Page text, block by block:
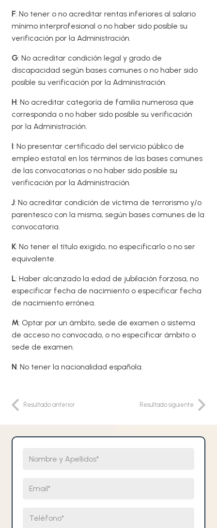
F: No tener o no acreditar rentas inferiores al salario
mínimo interprofesional o no haber sido posible su
verificación por la Administración.
G: No acreditar condición legal y grado de
discapacidad según bases comunes o no haber sido
posible su verificación por la Administración.
H: No acreditar categoría de familia numerosa que
corresponda o no haber sido posible su verificación
por la Administración.
I: No presentar certificado del servicio público de
empleo estatal en los términos de las bases comunes
de las convocatorias o no haber sido posible su
verificación por la Administración.
J: No acreditar condición de víctima de terrorismo y/o
parentesco con la misma, según bases comunes de la
convocatoria.
K: No tener el título exigido, no especificarlo o no ser
equivalente.
L: Haber alcanzado la edad de jubilación forzosa, no
especificar fecha de nacimiento o especificar fecha
de nacimiento errónea.
M: Optar por un ámbito, sede de examen o sistema
de acceso no convocado, o no especificar ámbito o
sede de examen.
N: No tener la nacionalidad española.
Resultado anterior Resultado siguiente